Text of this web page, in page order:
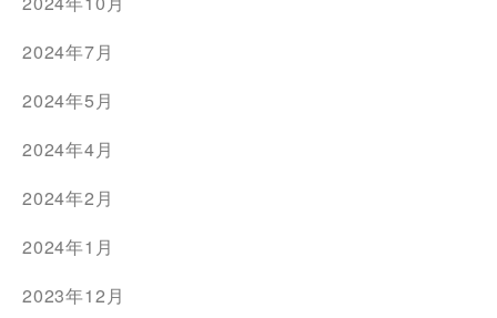
2024年7月
2024年5月
2024年4月
2024年2月
2024年1月
2023年12月